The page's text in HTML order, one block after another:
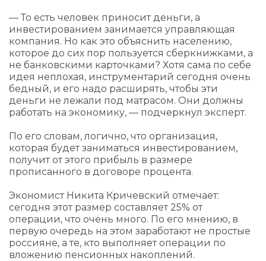
— То есть человек приносит деньги, а
инвестированием занимается управляющая
компания. Но как это объяснить населению,
которое до сих пор пользуется сберкнижками, а
не банковскими карточками? Хотя сама по себе
идея неплохая, инструментарий сегодня очень
бедный, и его надо расширять, чтобы эти
деньги не лежали под матрасом. Они должны
работать на экономику, — подчеркнул эксперт.
По его словам, логично, что организация,
которая будет заниматься инвестированием,
получит от этого прибыль в размере
прописанного в договоре процента.
Экономист Никита Кричевский отмечает:
сегодня этот размер составляет 25% от
операции, что очень много. По его мнению, в
первую очередь на этом заработают не простые
россияне, а те, кто выполняет операции по
вложению пенсионных накоплений.